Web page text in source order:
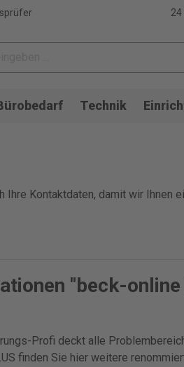
Technik
Kontaktdaten, damit wir
"beck-
Profi deckt alle
finden Sie hier weitere